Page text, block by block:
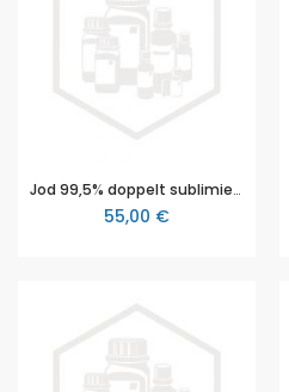
Jod 99,5% doppelt sublimiert reinst, 250 g
55,00 €